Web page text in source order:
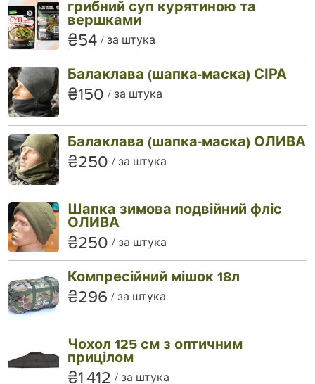
грибний суп курятиною та
вершками
₴54 за штука
Балаклава (шапка-маска) СІРА
₴150 за штука
Балаклава (шапка-маска) ОЛИВА
₴250 за штука
Шапка зимова подвійний фліс
ОЛИВА
₴250 за штука
Компресійний мішок 18л
₴296 за штука
Чохол 125 см з оптичним
прицілом
₴1 412 за штука